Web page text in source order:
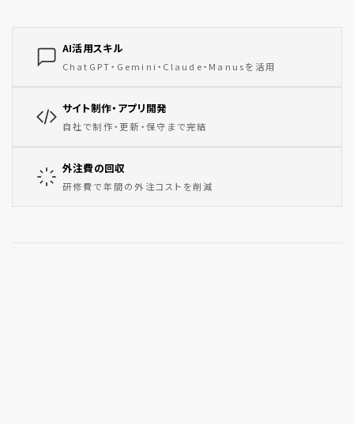
AI活用スキル
ChatGPT・Gemini・Claude・Manusを活用
サイト制作・アプリ開発
自社で制作・更新・保守まで完結
外注費の回収
研修費で年間の外注コストを削減